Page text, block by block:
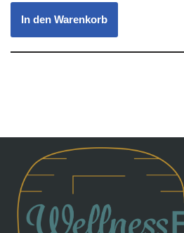
In den Warenkorb